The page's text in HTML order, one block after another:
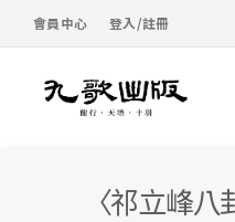
會員中心 登入/註冊
〈祁立峰八